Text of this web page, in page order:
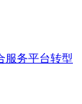
服务平台转型